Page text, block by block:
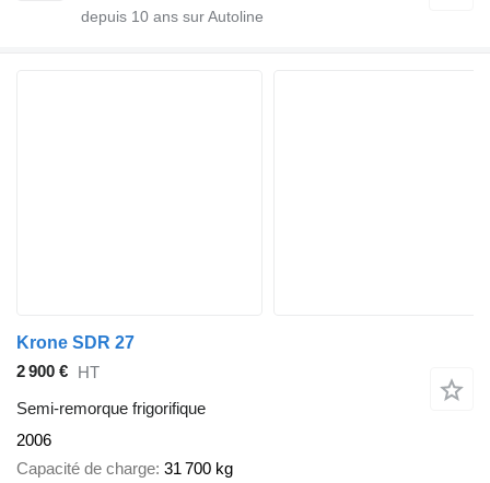
depuis 10 ans sur Autoline
Krone SDR 27
2 900 € HT
Semi-remorque frigorifique
2006
Capacité de charge 31 700 kg